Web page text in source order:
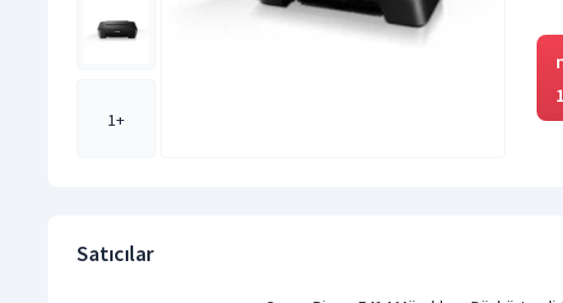
1+
Satıcılar